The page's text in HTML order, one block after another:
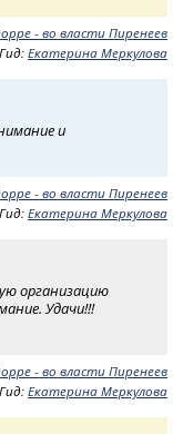
- во власти Пиренеев
Гид: Екатерина Меркулова
и
- во власти Пиренеев
Гид: Екатерина Меркулова
организацию
Удачи!!!
- во власти Пиренеев
Гид: Екатерина Меркулова